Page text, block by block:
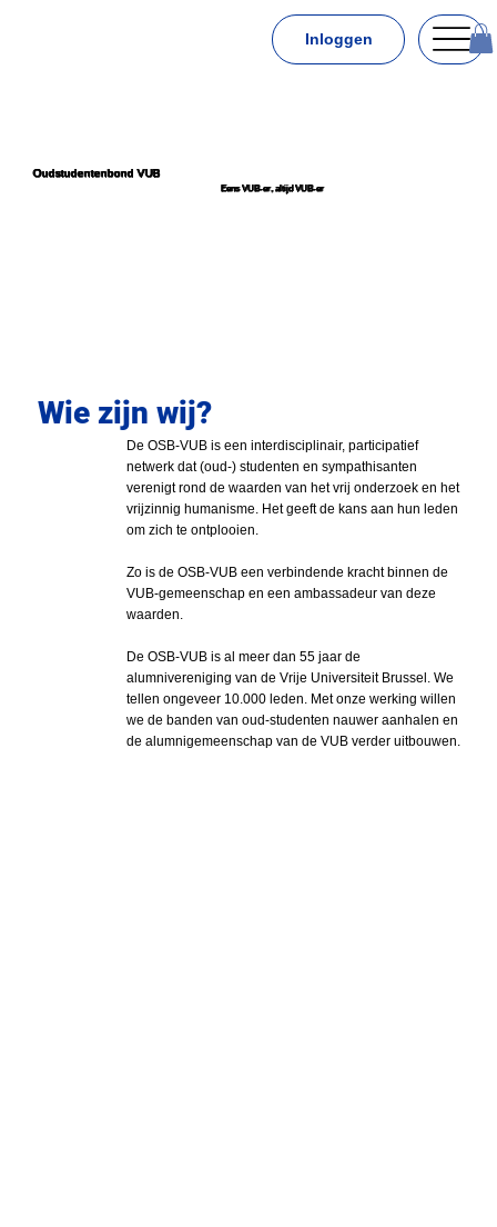
Inloggen
Oudstudentenbond VUB
Eens VUB-er, altijd VUB-er
Wie zijn wij?
De OSB-VUB is een interdisciplinair, participatief
netwerk dat (oud-) studenten en sympathisanten
verenigt rond de waarden van het vrij onderzoek en het
vrijzinnig humanisme. Het geeft de kans aan hun leden
om zich te ontplooien.
Zo is de OSB-VUB een verbindende kracht binnen de
VUB-gemeenschap en een ambassadeur van deze
waarden.
De OSB-VUB is al meer dan 55 jaar de
alumnivereniging van de Vrije Universiteit Brussel. We
tellen ongeveer 10.000 leden. Met onze werking willen
we de banden van oud-studenten nauwer aanhalen en
de alumnigemeenschap van de VUB verder uitbouwen.